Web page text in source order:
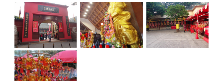
公像旁的铜制风车可以转运哦 也可以在车公庙内购买转运风车图片来
自网络来车公庙参拜，要转风车、打大鼓。敲打庙里的皮鼓，意为告
知“车公”自己的到来，然后静心转动庙里的铜风车三圈，祈求来年顺风
顺水，好运连连。图片来自网络地址：香港新界大围车公庙道 交通：
港铁车公庙站B出口，步行约10分钟 开放时间: 7:00-18:00